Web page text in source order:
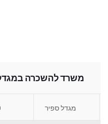
משרד להשכרה
מגדל ספיר